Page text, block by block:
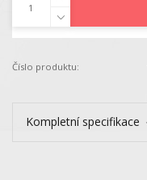
Číslo produktu:
Kompletní specifikace